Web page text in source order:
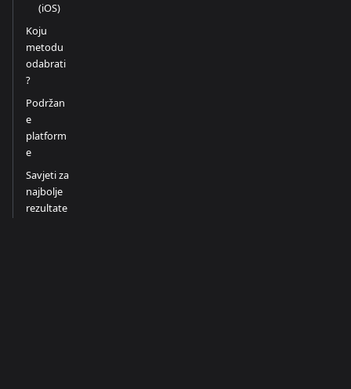
(iOS)
Koju
metodu
odabrati
?
Podržan
e
platform
e
Savjeti za
najbolje
rezultate